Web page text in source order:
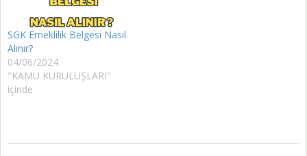
SGK Emeklilik Belgesi Nasıl
Alınır?
04/06/2024
"KAMU KURULUŞLARI"
içinde